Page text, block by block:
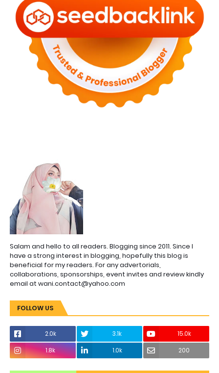
Salam and hello to all readers. Blogging since 2011. Since I
have a strong interest in blogging, hopefully this blog is
beneficial for my readers. For any advertorials,
collaborations, sponsorships, event invites and review kindly
email at wani.contact@yahoo.com
FOLLOW US
2.0k 3.1k
15.0k
1.8k
1.0k 200